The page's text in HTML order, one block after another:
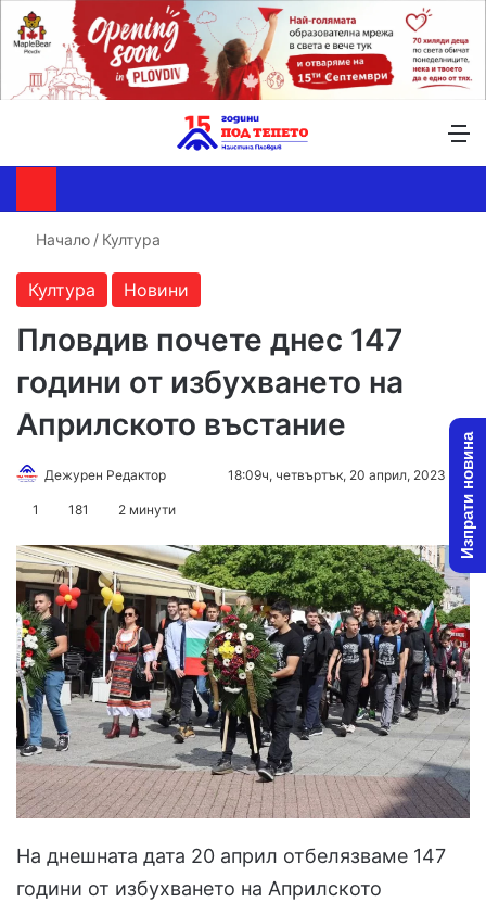
Начало / Култура
Култура Новини
Пловдив почете днес 147
години от избухването на
Априлското въстание
Дежурен Редактор
Send18:09ч, четвъртък, 20 април, 2023
1 181 2 минути
На днешната дата 20 април отбелязваме 147
години от избухването на Априлското
Изпрати новина